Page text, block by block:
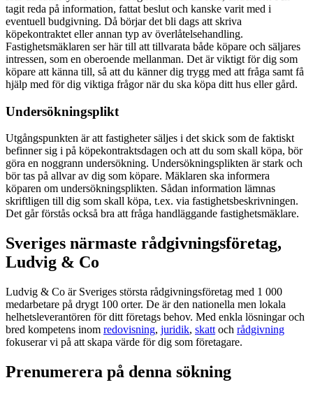
tagit reda på information, fattat beslut och kanske varit med i
eventuell budgivning. Då börjar det bli dags att skriva
köpekontraktet eller annan typ av överlåtelsehandling.
Fastighetsmäklaren ser här till att tillvarata både köpare och säljares
intressen, som en oberoende mellanman. Det är viktigt för dig som
köpare att känna till, så att du känner dig trygg med att fråga samt få
hjälp med för dig viktiga frågor när du ska köpa ditt hus eller gård.
Undersökningsplikt
Utgångspunkten är att fastigheter säljes i det skick som de faktiskt
befinner sig i på köpekontraktsdagen och att du som skall köpa, bör
göra en noggrann undersökning. Undersökningsplikten är stark och
bör tas på allvar av dig som köpare. Mäklaren ska informera
köparen om undersökningsplikten. Sådan information lämnas
skriftligen till dig som skall köpa, t.ex. via fastighetsbeskrivningen.
Det går förstås också bra att fråga handläggande fastighetsmäklare.
Sveriges närmaste rådgivningsföretag,
Ludvig & Co
Ludvig & Co är Sveriges största rådgivningsföretag med 1 000
medarbetare på drygt 100 orter. De är den nationella men lokala
helhetsleverantören för ditt företags behov. Med enkla lösningar och
bred kompetens inom redovisning, juridik, skatt och rådgivning
fokuserar vi på att skapa värde för dig som företagare.
Prenumerera på denna sökning